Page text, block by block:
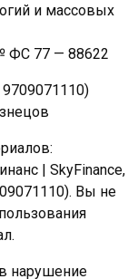
и массовых
ФС 77 — 88622
| SkyFinance,
Вы не
нарушение